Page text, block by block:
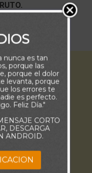
nunca es tan
porque las
porque el dolor
levanta, porque
los errores te
es perfecto.
Feliz Día."
CORTO
DESCARGA
ANDROID.